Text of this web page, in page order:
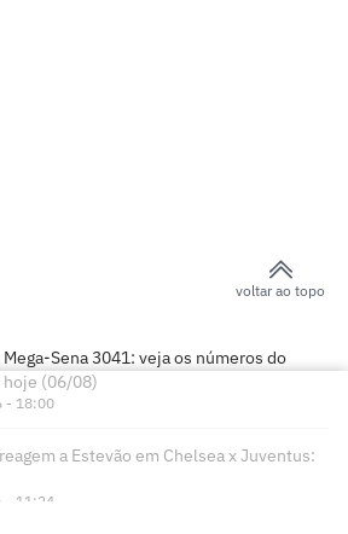
voltar ao topo
Sena 3041: veja os números do
(06/08)
- 18:00
a Estevão em Chelsea x Juventus:
- 11:24